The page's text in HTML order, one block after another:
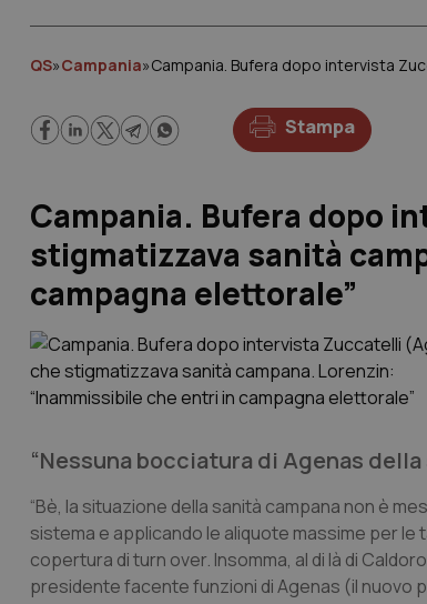
QS»Campania»
Stampa
Campania. Bufera dopo
stigmatizzava sanità
campagna elettorale”
“Nessuna bocciatura di Agenas
“Bè, la situazione della sanità campana non è
sistema e applicando le aliquote massime per le
copertura di turn over. Insomma, al di là di
presidente facente funzioni di Agenas (il nuovo